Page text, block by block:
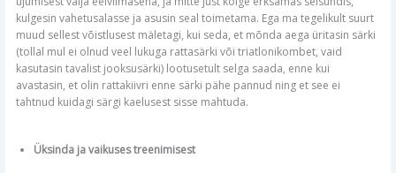
kulgesin vahetusalasse ja asusin seal toimetama. Ega ma tegelikult suurt
muud sellest võistlusest mäletagi, kui seda, et mõnda aega üritasin särki
(tollal mul ei olnud veel lukuga rattasärki või triatlonikombet, vaid
kasutasin tavalist jooksusärki) lootusetult selga saada, enne kui
avastasin, et olin rattakiivri enne särki pähe pannud ning et see ei
tahtnud kuidagi särgi kaelusest sisse mahtuda.
Üksinda ja vaikuses treenimisest